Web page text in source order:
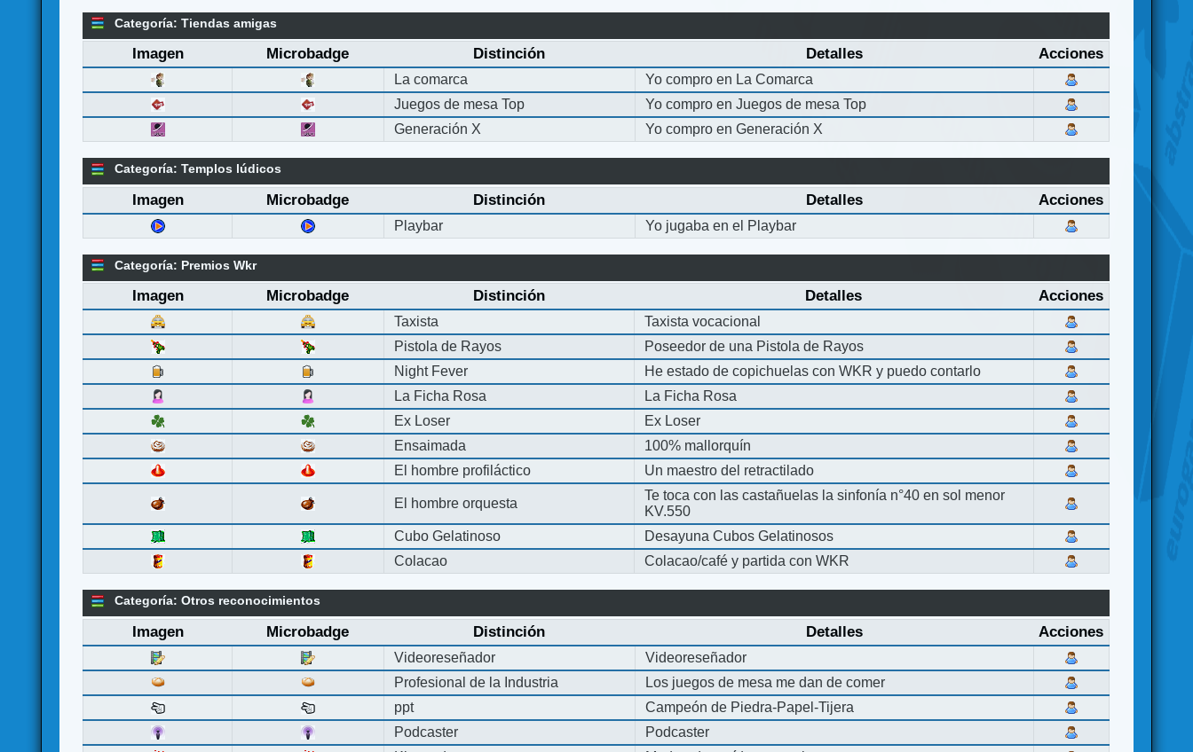
Categoría: Tiendas amigas
Imagen Microbadge Distinción Detalles Acciones
La comarca
Yo compro en La Comarca
Juegos de mesa Top
Yo compro en Juegos de mesa Top
Generación X
Yo compro en Generación X
Categoría: Templos lúdicos
Imagen Microbadge Distinción Detalles Acciones
Playbar Yo jugaba en el Playbar
Categoría: Premios Wkr
Imagen Microbadge Distinción Detalles Acciones
Taxista
Taxista vocacional
Pistola de Rayos
Poseedor de una Pistola de Rayos
Night Fever
He estado de copichuelas con WKR y puedo contarlo
La Ficha Rosa
La Ficha Rosa
Ex Loser
Ex Loser
Ensaimada
100% mallorquín
El hombre profiláctico
Un maestro del retractilado
El hombre orquesta
Te toca con las castañuelas la sinfonía n°40 en sol menor
KV.550
Cubo Gelatinoso
Desayuna Cubos Gelatinosos
Colacao
Colacao/café y partida con WKR
Categoría: Otros reconocimientos
Imagen Microbadge Distinción Detalles Acciones
Videoreseñador
Videoreseñador
Profesional de la Industria
Los juegos de mesa me dan de comer
ppt
Campeón de Piedra-Papel-Tijera
Podcaster
Podcaster